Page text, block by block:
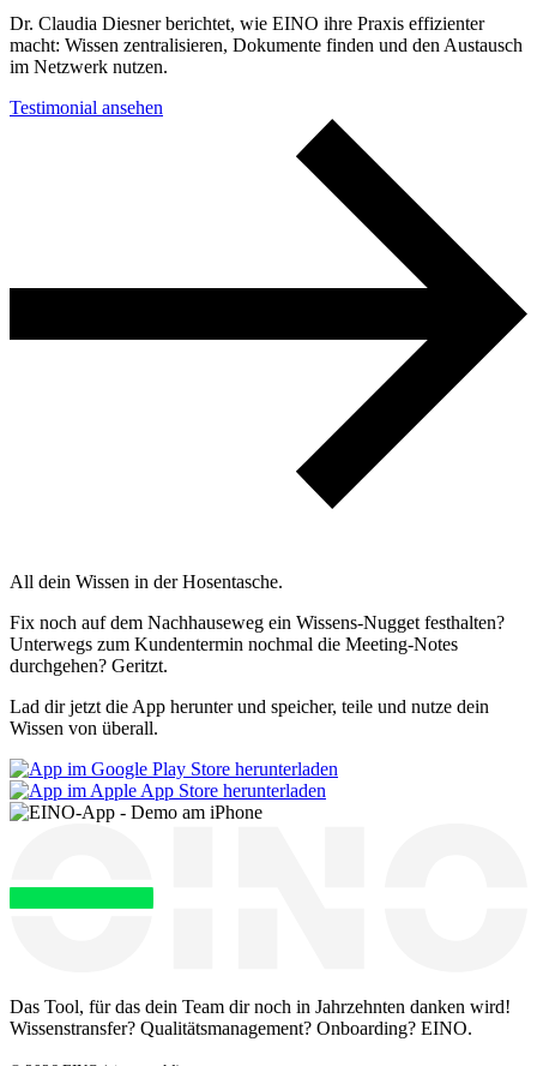
Dr. Claudia Diesner berichtet, wie EINO ihre Praxis effizienter
macht: Wissen zentralisieren, Dokumente finden und den Austausch
im Netzwerk nutzen.
Testimonial ansehen
All dein Wissen in der Hosentasche.
Fix noch auf dem Nachhauseweg ein Wissens-Nugget festhalten?
Unterwegs zum Kundentermin nochmal die Meeting-Notes
durchgehen? Geritzt.
Lad dir jetzt die App herunter und speicher, teile und nutze dein
Wissen von überall.
Das Tool, für das dein Team dir noch in Jahrzehnten danken wird!
Wissenstransfer? Qualitätsmanagement? Onboarding? EINO.